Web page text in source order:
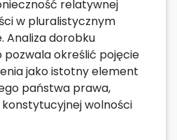
relatywnej
w pluralistycznym
Analiza dorobku
pozwala określić pojęcie
jako istotny element
państwa prawa,
wolności